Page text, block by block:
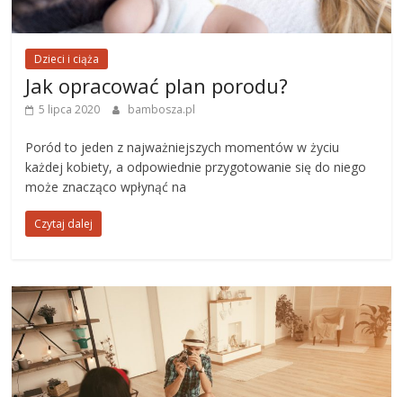
Dzieci i ciąża
Jak opracować plan porodu?
5 lipca 2020 bambosza.pl
Poród to jeden z najważniejszych momentów w życiu
każdej kobiety, a odpowiednie przygotowanie się do niego
może znacząco wpłynąć na
Czytaj dalej